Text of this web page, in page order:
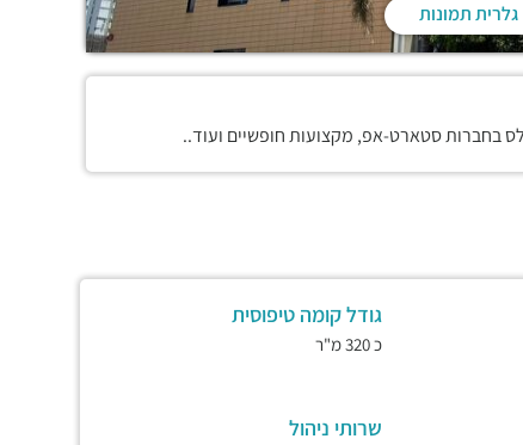
גלרית תמונות
בחברות סטארט-אפ, מקצועות חופשיים ועוד..
גודל קומה טיפוסית
כ 320 מ"ר
שרותי ניהול